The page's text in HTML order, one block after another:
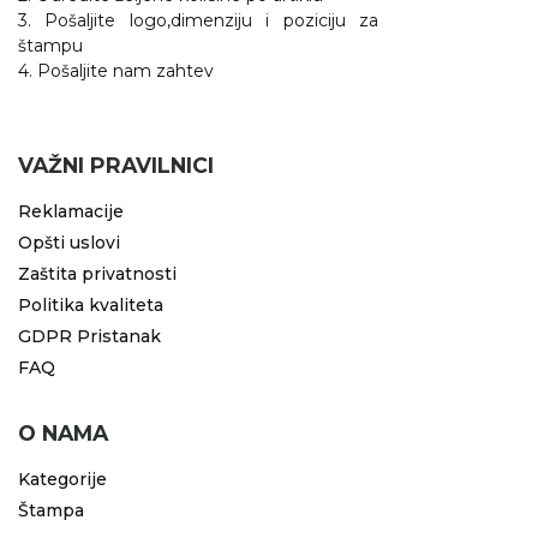
3. Pošaljite logo,dimenziju i poziciju za
štampu
4. Pošaljite nam zahtev
VAŽNI PRAVILNICI
Reklamacije
Opšti uslovi
Zaštita privatnosti
Politika kvaliteta
GDPR Pristanak
FAQ
O NAMA
Kategorije
Štampa